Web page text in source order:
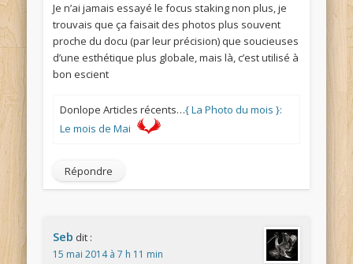
Je n’ai jamais essayé le focus staking non plus, je
trouvais que ça faisait des photos plus souvent
proche du docu (par leur précision) que soucieuses
d’une esthétique plus globale, mais là, c’est utilisé à
bon escient
Donlope Articles récents…{ La Photo du mois }:
Le mois de Mai
Répondre
Seb dit :
15 mai 2014 à 7 h 11 min